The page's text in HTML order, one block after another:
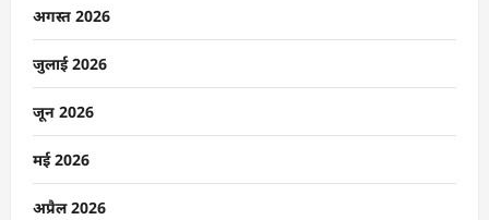
और
टूटते
मानवीय
रिश्तों
का
संकट
में
अगस्त 2026
जुलाई 2026
जून 2026
मई 2026
अप्रैल 2026